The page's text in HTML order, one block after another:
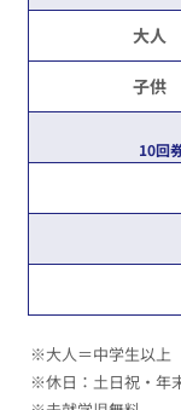
大人
子供
10回
※大人＝中学生以
※休日：土日祝・年